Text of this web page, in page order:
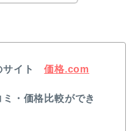
イト 価格.com
・価格比較ができ